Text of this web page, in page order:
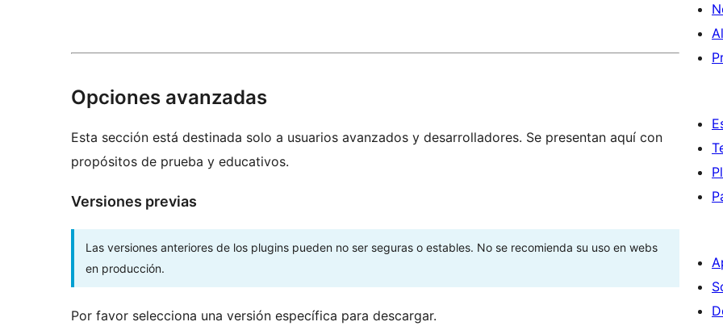
Opciones avanzadas
Esta sección está destinada solo a usuarios avanzados y desarrolladores. Se presentan aquí con
propósitos de prueba y educativos.
Versiones previas
Las versiones anteriores de los plugins pueden no ser seguras o estables. No se recomienda su uso en webs
en producción.
Por favor selecciona una versión específica para descargar.